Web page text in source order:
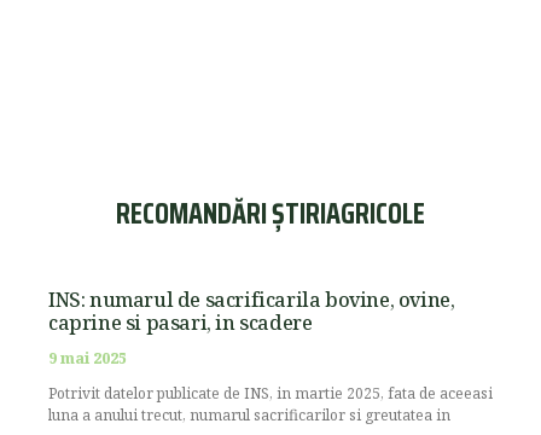
RECOMANDĂRI ȘTIRIAGRICOLE
INS: numarul de sacrificarila bovine, ovine,
caprine si pasari, in scadere
9 mai 2025
Potrivit datelor publicate de INS, in martie 2025, fata de aceeasi
luna a anului trecut, numarul sacrificarilor si greutatea in